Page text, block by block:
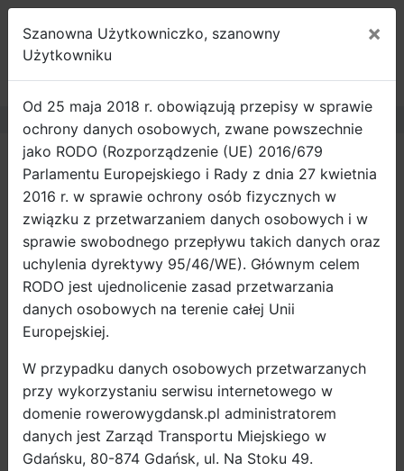
GDAŃSK
Strona główna Wiadomości
Gdańsk stawia na nowoczesną
mobilność – pozyskaliśmy trzy
projekty europejskie
Miasto Gdańsk zrealizuje trzy projekty
europejskie z zakresu nowoczesnej mobilności.
Dzięki pozyskanym funduszom jako pierwsze
kierowcy mikrobus. W ramach projektów
promowane też będą rowery elektryczne oraz
opracowane zostaną rozwiązania na rzecz
inteligentnej mobilności.
Szanowna Użytkowniczko, szanowny
Użytkowniku
×
Od 25 maja 2018 r. obowiązują przepisy w sprawie
ochrony danych osobowych, zwane powszechnie
jako RODO (Rozporządzenie (UE) 2016/679
Parlamentu Europejskiego i Rady z dnia 27 kwietnia
2016 r. w sprawie ochrony osób fizycznych w
związku z przetwarzaniem danych osobowych i w
sprawie swobodnego przepływu takich danych oraz
uchylenia dyrektywy 95/46/WE). Głównym celem
RODO jest ujednolicenie zasad przetwarzania
danych osobowych na terenie całej Unii
Europejskiej.
W przypadku danych osobowych przetwarzanych
przy wykorzystaniu serwisu internetowego w
domenie rowerowygdansk.pl administratorem
danych jest Zarząd Transportu Miejskiego w
Gdańsku, 80-874 Gdańsk, ul. Na Stoku 49.